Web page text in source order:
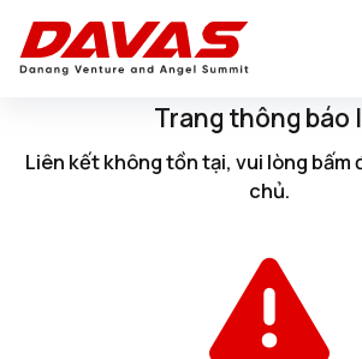
Trang thông báo
Liên kết không tồn tại, vui lòng bấm
chủ.